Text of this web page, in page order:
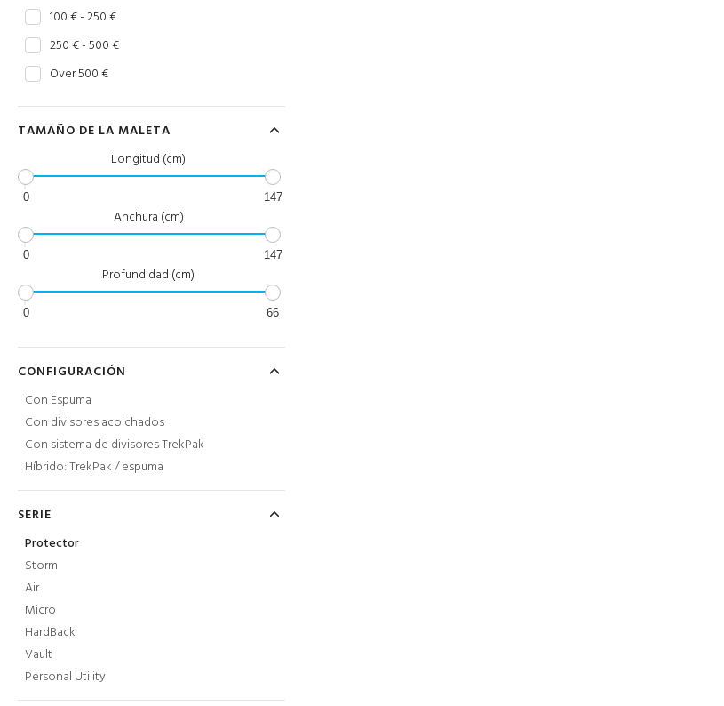
100 € - 250 €
250 € - 500 €
Over 500 €
TAMAÑO DE LA MALETA
Longitud (cm)
0 147
Anchura (cm)
0 147
Profundidad (cm)
0 66
CONFIGURACIÓN
Con Espuma
Con divisores acolchados
Con sistema de divisores TrekPak
Híbrido: TrekPak / espuma
SERIE
Protector
Storm
Air
Micro
HardBack
Vault
Personal Utility